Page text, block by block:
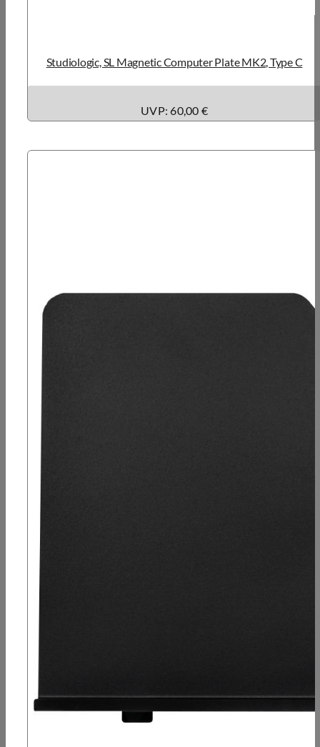
Studiologic, SL Magnetic Computer Plate MK2, Type C
UVP: 60,00 €